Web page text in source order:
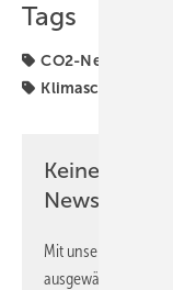
Tags
CO2-Neutral
Klimaschutz
Keine Zeit?
Newsletter!
Mit unserem
ausgewählte